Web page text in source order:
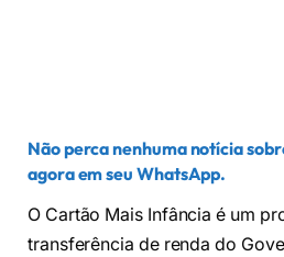
Não perca nenhuma notícia
agora em seu WhatsApp.
O Cartão Mais Infância é um
transferência de renda do